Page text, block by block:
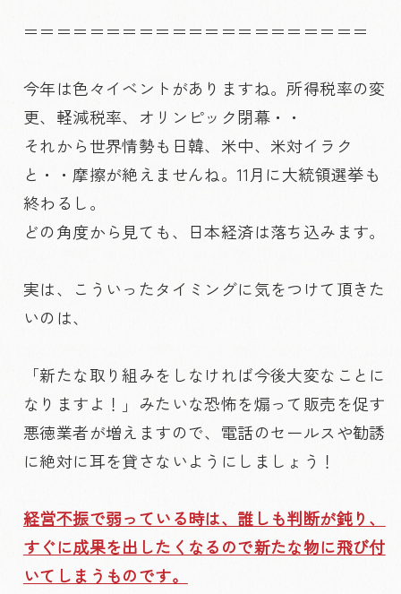
＝＝＝＝＝＝＝＝＝＝＝＝＝＝＝＝＝＝＝＝＝
今年は色々イベントがありますね。所得税率の変
更、軽減税率、オリンピック閉幕・・
それから世界情勢も日韓、米中、米対イラク
と・・摩擦が絶えませんね。11月に大統領選挙も
終わるし。
どの角度から見ても、日本経済は落ち込みます。
実は、こういったタイミングに気をつけて頂きた
いのは、
「新たな取り組みをしなければ今後大変なことに
なりますよ！」みたいな恐怖を煽って販売を促す
悪徳業者が増えますので、電話のセールスや勧誘
に絶対に耳を貸さないようにしましょう！
経営不振で弱っている時は、誰しも判断が鈍り、
すぐに成果を出したくなるので新たな物に飛び付
いてしまうものです。